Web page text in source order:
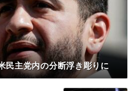
民主党内の分断浮き彫りに